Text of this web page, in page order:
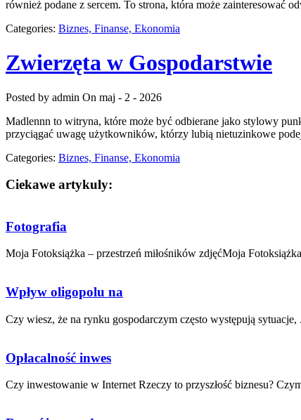
również podane z sercem. To strona, która może zainteresować
Categories: Biznes, Finanse, Ekonomia
Zwierzęta w Gospodarstwie
Posted by admin On maj - 2 - 2026
Madlennn to witryna, które może być odbierane jako stylowy
przyciągać uwagę użytkowników, którzy lubią nietuzinkowe
Categories: Biznes, Finanse, Ekonomia
Ciekawe artykuly:
Fotografia
Moja Fotoksiążka – przestrzeń miłośników zdjęćMoja
Wpływ oligopolu na
Czy‍ wiesz, że na rynku⁢ gospodarczym często występują sytuacje,
Opłacalność inwes
Czy inwestowanie w Internet Rzeczy to przyszłość​ biznesu?​